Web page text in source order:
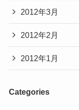
2012年3月
2012年2月
2012年1月
Categories